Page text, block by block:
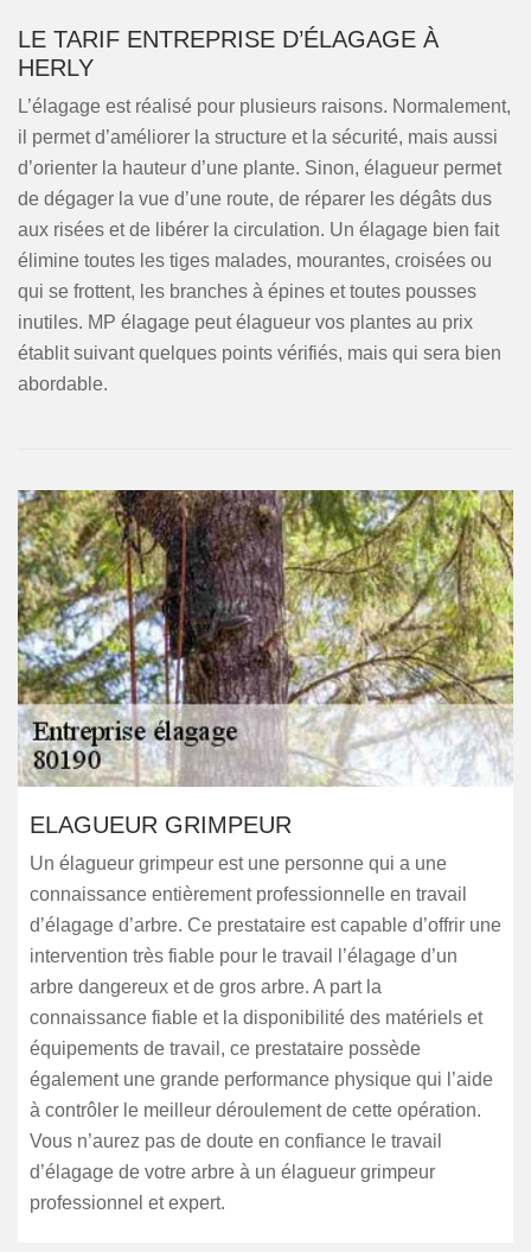
LE TARIF ENTREPRISE D’ÉLAGAGE À
HERLY
L’élagage est réalisé pour plusieurs raisons. Normalement,
il permet d’améliorer la structure et la sécurité, mais aussi
d’orienter la hauteur d’une plante. Sinon, élagueur permet
de dégager la vue d’une route, de réparer les dégâts dus
aux risées et de libérer la circulation. Un élagage bien fait
élimine toutes les tiges malades, mourantes, croisées ou
qui se frottent, les branches à épines et toutes pousses
inutiles. MP élagage peut élagueur vos plantes au prix
établit suivant quelques points vérifiés, mais qui sera bien
abordable.
ELAGUEUR GRIMPEUR
Un élagueur grimpeur est une personne qui a une
connaissance entièrement professionnelle en travail
d’élagage d’arbre. Ce prestataire est capable d’offrir une
intervention très fiable pour le travail l’élagage d’un
arbre dangereux et de gros arbre. A part la
connaissance fiable et la disponibilité des matériels et
équipements de travail, ce prestataire possède
également une grande performance physique qui l’aide
à contrôler le meilleur déroulement de cette opération.
Vous n’aurez pas de doute en confiance le travail
d’élagage de votre arbre à un élagueur grimpeur
professionnel et expert.